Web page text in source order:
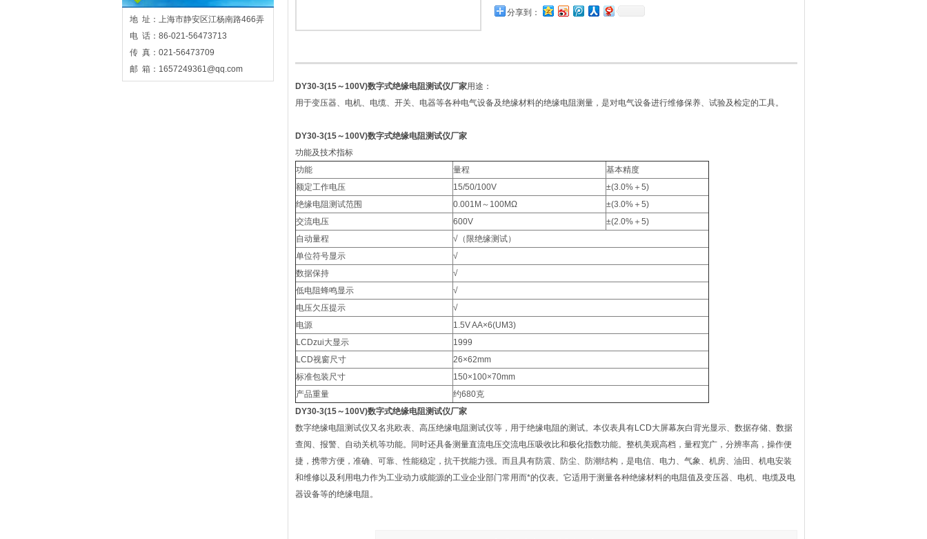
地 址：上海市静安区江杨南路466弄
电 话：86-021-56473713
传 真：021-56473709
邮 箱：1657249361@qq.com
分享到：
DY30-3(15～100V)数字式绝缘电阻测试仪厂家用途：
用于变压器、电机、电缆、开关、电器等各种电气设备及绝缘材料的绝缘电阻测量，是对电气设备进行维修保养、试验及检定的工具。
DY30-3(15～100V)数字式绝缘电阻测试仪厂家
功能及技术指标
功能
量程
基本精度
额定工作电压
15/50/100V
±(3.0%＋5)
绝缘电阻测试范围
0.001M～100MΩ
±(3.0%＋5)
交流电压
600V
±(2.0%＋5)
自动量程
√（限绝缘测试）
单位符号显示
√
数据保持
√
低电阻蜂鸣显示
√
电压欠压提示
√
电源
1.5V AA×6(UM3)
LCDzui大显示
1999
LCD视窗尺寸
26×62mm
标准包装尺寸
150×100×70mm
产品重量
约680克
DY30-3(15～100V)数字式绝缘电阻测试仪厂家
数字绝缘电阻测试仪又名兆欧表、高压绝缘电阻测试仪等，用于绝缘电阻的测试。本仪表具有LCD大屏幕灰白背光显示、数据存储、数据
查阅、报警、自动关机等功能。同时还具备测量直流电压交流电压吸收比和极化指数功能。整机美观高档，量程宽广，分辨率高，操作便
捷，携带方便，准确、可靠、性能稳定，抗干扰能力强。而且具有防震、防尘、防潮结构，是电信、电力、气象、机房、油田、机电安装
和维修以及利用电力作为工业动力或能源的工业企业部门常用而*的仪表。它适用于测量各种绝缘材料的电阻值及变压器、电机、电缆及电
器设备等的绝缘电阻。